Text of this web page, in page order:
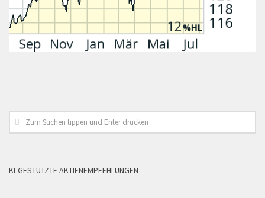
KI-GESTÜTZTE AKTIENEMPFEHLUNGEN